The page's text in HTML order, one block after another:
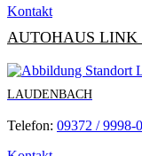
Kontakt
AUTOHAUS LINK
LAUDENBACH
Telefon: 09372 / 9998-0